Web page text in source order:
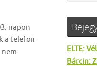
napon
a telefon
ELTE:
Bárcin: